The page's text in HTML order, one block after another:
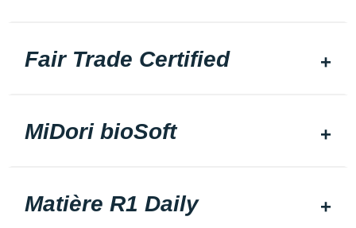
Fair Trade Certified
MiDori bioSoft
Matière R1 Daily